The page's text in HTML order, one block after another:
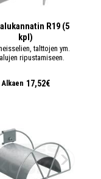
R19 (5
kpl)
talttojen ym.
ripustamiseen.
Alkaen 17,52€